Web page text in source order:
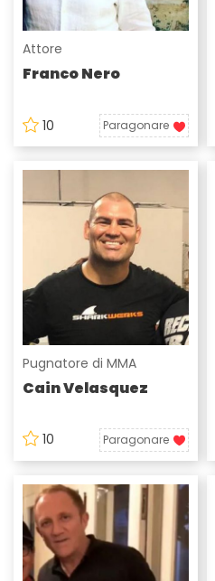
Attore
Franco Nero
10 Paragonare
Pugnatore di MMA
Cain Velasquez
10 Paragonare